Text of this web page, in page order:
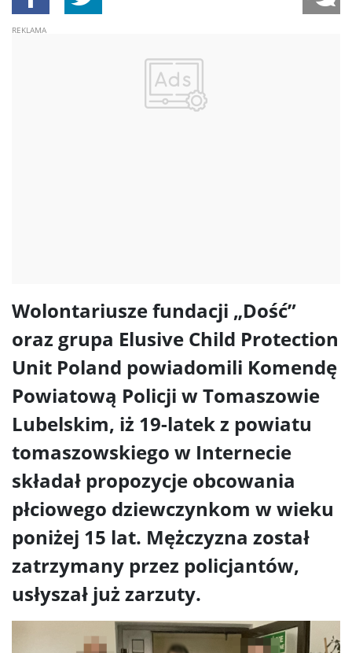
Wolontariusze fundacji „Dość”
oraz grupa Elusive Child Protection
Unit Poland powiadomili Komendę
Powiatową Policji w Tomaszowie
Lubelskim, iż 19-latek z powiatu
tomaszowskiego w Internecie
składał propozycje obcowania
płciowego dziewczynkom w wieku
poniżej 15 lat. Mężczyzna został
zatrzymany przez policjantów,
usłyszał już zarzuty.